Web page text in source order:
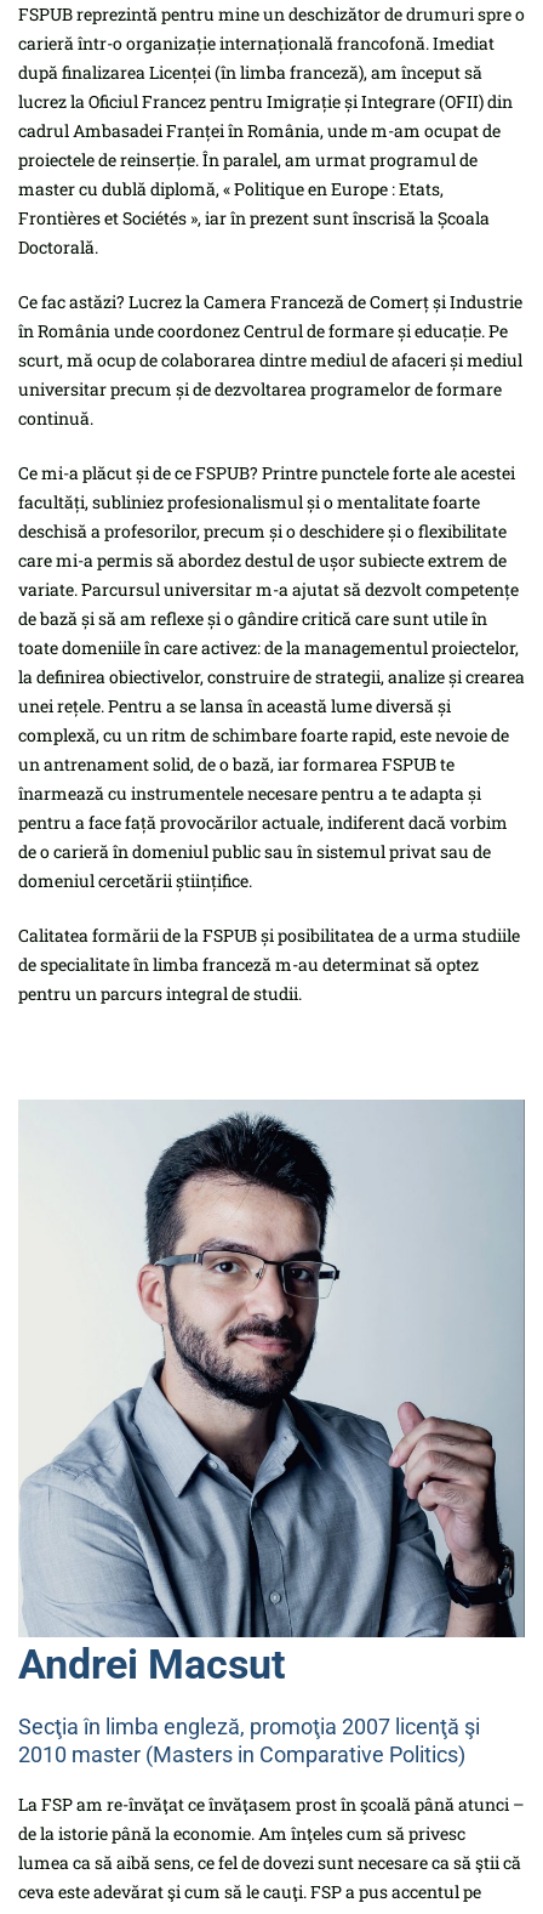
FSPUB reprezintă pentru mine un deschizător de drumuri spre o
carieră într-o organizație internațională francofonă. Imediat
după finalizarea Licenței (în limba franceză), am început să
lucrez la Oficiul Francez pentru Imigrație și Integrare (OFII) din
cadrul Ambasadei Franței în România, unde m-am ocupat de
proiectele de reinserție. În paralel, am urmat programul de
master cu dublă diplomă, « Politique en Europe : Etats,
Frontières et Sociétés », iar în prezent sunt înscrisă la Școala
Doctorală.
Ce fac astăzi? Lucrez la Camera Franceză de Comerț și Industrie
în România unde coordonez Centrul de formare și educație. Pe
scurt, mă ocup de colaborarea dintre mediul de afaceri și mediul
universitar precum și de dezvoltarea programelor de formare
continuă.
Ce mi-a plăcut și de ce FSPUB? Printre punctele forte ale acestei
facultăți, subliniez profesionalismul și o mentalitate foarte
deschisă a profesorilor, precum și o deschidere și o flexibilitate
care mi-a permis să abordez destul de ușor subiecte extrem de
variate. Parcursul universitar m-a ajutat să dezvolt competențe
de bază și să am reflexe și o gândire critică care sunt utile în
toate domeniile în care activez: de la managementul proiectelor,
la definirea obiectivelor, construire de strategii, analize și crearea
unei rețele. Pentru a se lansa în această lume diversă și
complexă, cu un ritm de schimbare foarte rapid, este nevoie de
un antrenament solid, de o bază, iar formarea FSPUB te
înarmează cu instrumentele necesare pentru a te adapta și
pentru a face față provocărilor actuale, indiferent dacă vorbim
de o carieră în domeniul public sau în sistemul privat sau de
domeniul cercetării științifice.
Calitatea formării de la FSPUB și posibilitatea de a urma studiile
de specialitate în limba franceză m-au determinat să optez
pentru un parcurs integral de studii.
Andrei Macsut
Secţia în limba engleză, promoţia 2007 licenţă şi
2010 master (Masters in Comparative Politics)
La FSP am re-învăţat ce învăţasem prost în şcoală până atunci –
de la istorie până la economie. Am înţeles cum să privesc
lumea ca să aibă sens, ce fel de dovezi sunt necesare ca să ştii că
ceva este adevărat şi cum să le cauţi. FSP a pus accentul pe